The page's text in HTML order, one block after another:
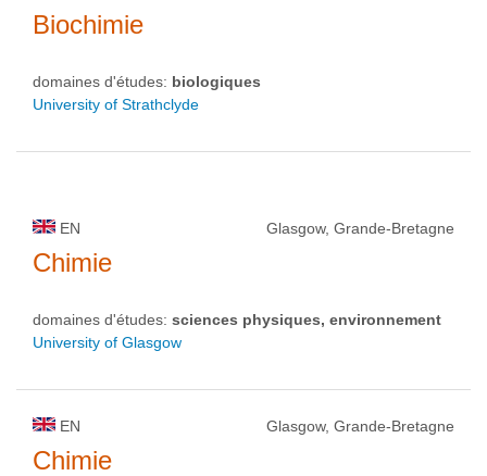
Biochimie
domaines d'études: biologiques
University of Strathclyde
EN Glasgow, Grande-Bretagne
Chimie
domaines d'études: sciences physiques, environnement
University of Glasgow
EN Glasgow, Grande-Bretagne
Chimie